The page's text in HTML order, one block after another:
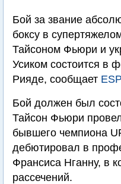
Бой за звание
боксу в
Тайсоном Фьюри и
Усиком состоится в
Рияде, сообщает
Бой должен был
Тайсон Фьюри
бывшего чемпиона
дебютировал в
Франсиса Нганну, в
рассечений.